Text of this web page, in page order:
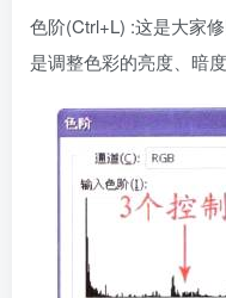
色阶(Ctrl+L) :这是大家
是调整色彩的亮度、暗